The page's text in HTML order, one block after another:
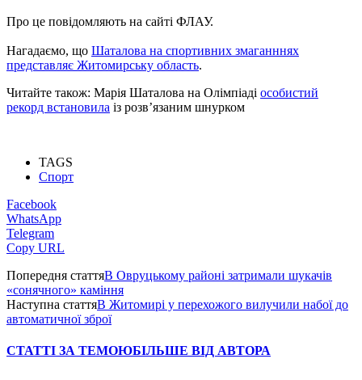
Про це повідомляють на сайті ФЛАУ.
Нагадаємо, що Шаталова на спортивних змаганннях
представляє Житомирську область.
Читайте також: Марія Шаталова на Олімпіаді особистий
рекорд встановила із розв’язаним шнурком
TAGS
Спорт
Facebook
WhatsApp
Telegram
Copy URL
Попередня статтяВ Овруцькому районі затримали шукачів
«сонячного» каміння
Наступна статтяВ Житомирі у перехожого вилучили набої до
автоматичної зброї
СТАТТІ ЗА ТЕМОЮБІЛЬШЕ ВІД АВТОРА